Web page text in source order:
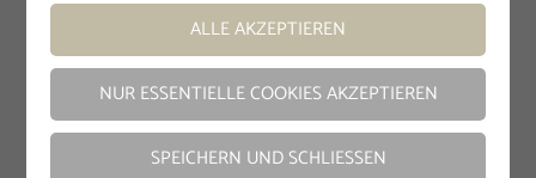
Kontaktieren Sie uns noch heute.
Füllen Sie unser Kontaktformular aus. Gern unterstützen wir
Sie
bei allen Schadenangelegenheiten für mehr Unabhängigkeit.
ALLE AKZEPTIEREN
NUR ESSENTIELLE COOKIES AKZEPTIEREN
SPEICHERN UND SCHLIESSEN